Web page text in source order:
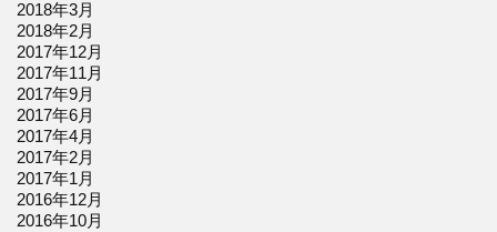
2018年3月
2018年2月
2017年12月
2017年11月
2017年9月
2017年6月
2017年4月
2017年2月
2017年1月
2016年12月
2016年10月